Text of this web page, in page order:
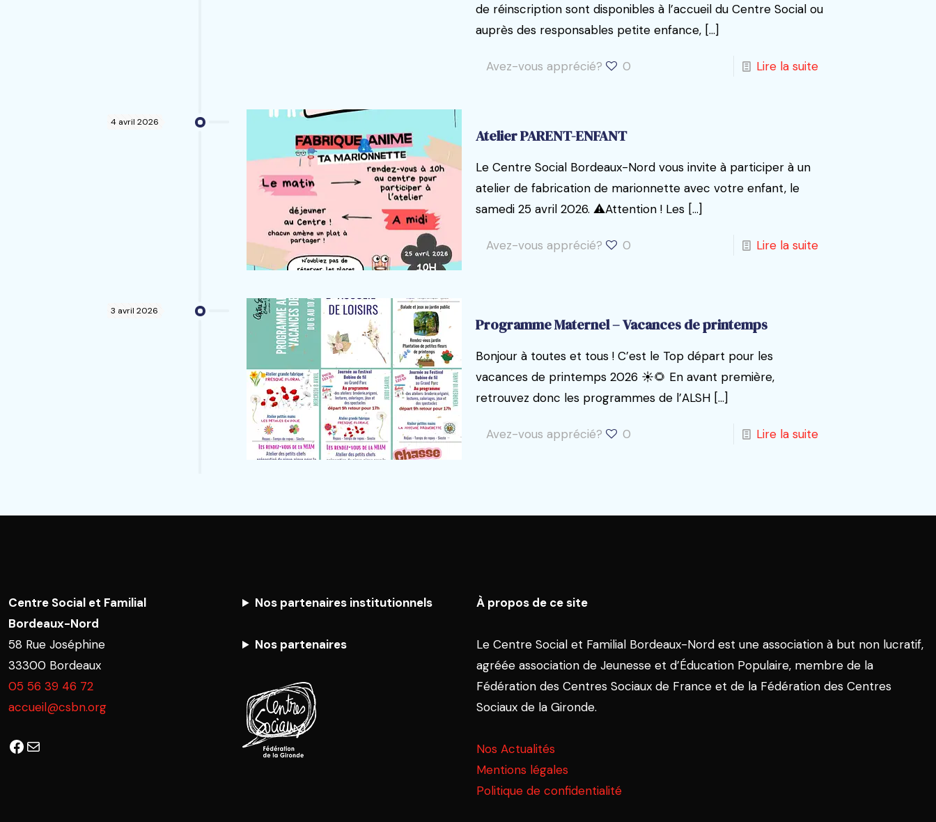
de réinscription sont disponibles à l’accueil du Centre Social ou
auprès des responsables petite enfance, […]
Avez-vous apprécié? 0 Lire la suite
4 avril 2026
Atelier PARENT-ENFANT
Le Centre Social Bordeaux-Nord vous invite à participer à un
atelier de fabrication de marionnette avec votre enfant, le
samedi 25 avril 2026. ⚠️Attention ! Les […]
Avez-vous apprécié? 0 Lire la suite
3 avril 2026
Programme Maternel – Vacances de printemps
Bonjour à toutes et tous ! C’est le Top départ pour les
vacances de printemps 2026 ☀️🌻 En avant première,
retrouvez donc les programmes de l’ALSH […]
Avez-vous apprécié? 0 Lire la suite
Centre Social et Familial
Bordeaux-Nord
58 Rue Joséphine
33300 Bordeaux
05 56 39 46 72
accueil@csbn.org
Facebook
E-mail
Nos partenaires institutionnels
Nos partenaires
À propos de ce site
Le Centre Social et Familial Bordeaux-Nord est une association à but non lucratif,
agréée association de Jeunesse et d’Éducation Populaire, membre de la
Fédération des Centres Sociaux de France et de la Fédération des Centres
Sociaux de la Gironde.
Nos Actualités
Mentions légales
Politique de confidentialité